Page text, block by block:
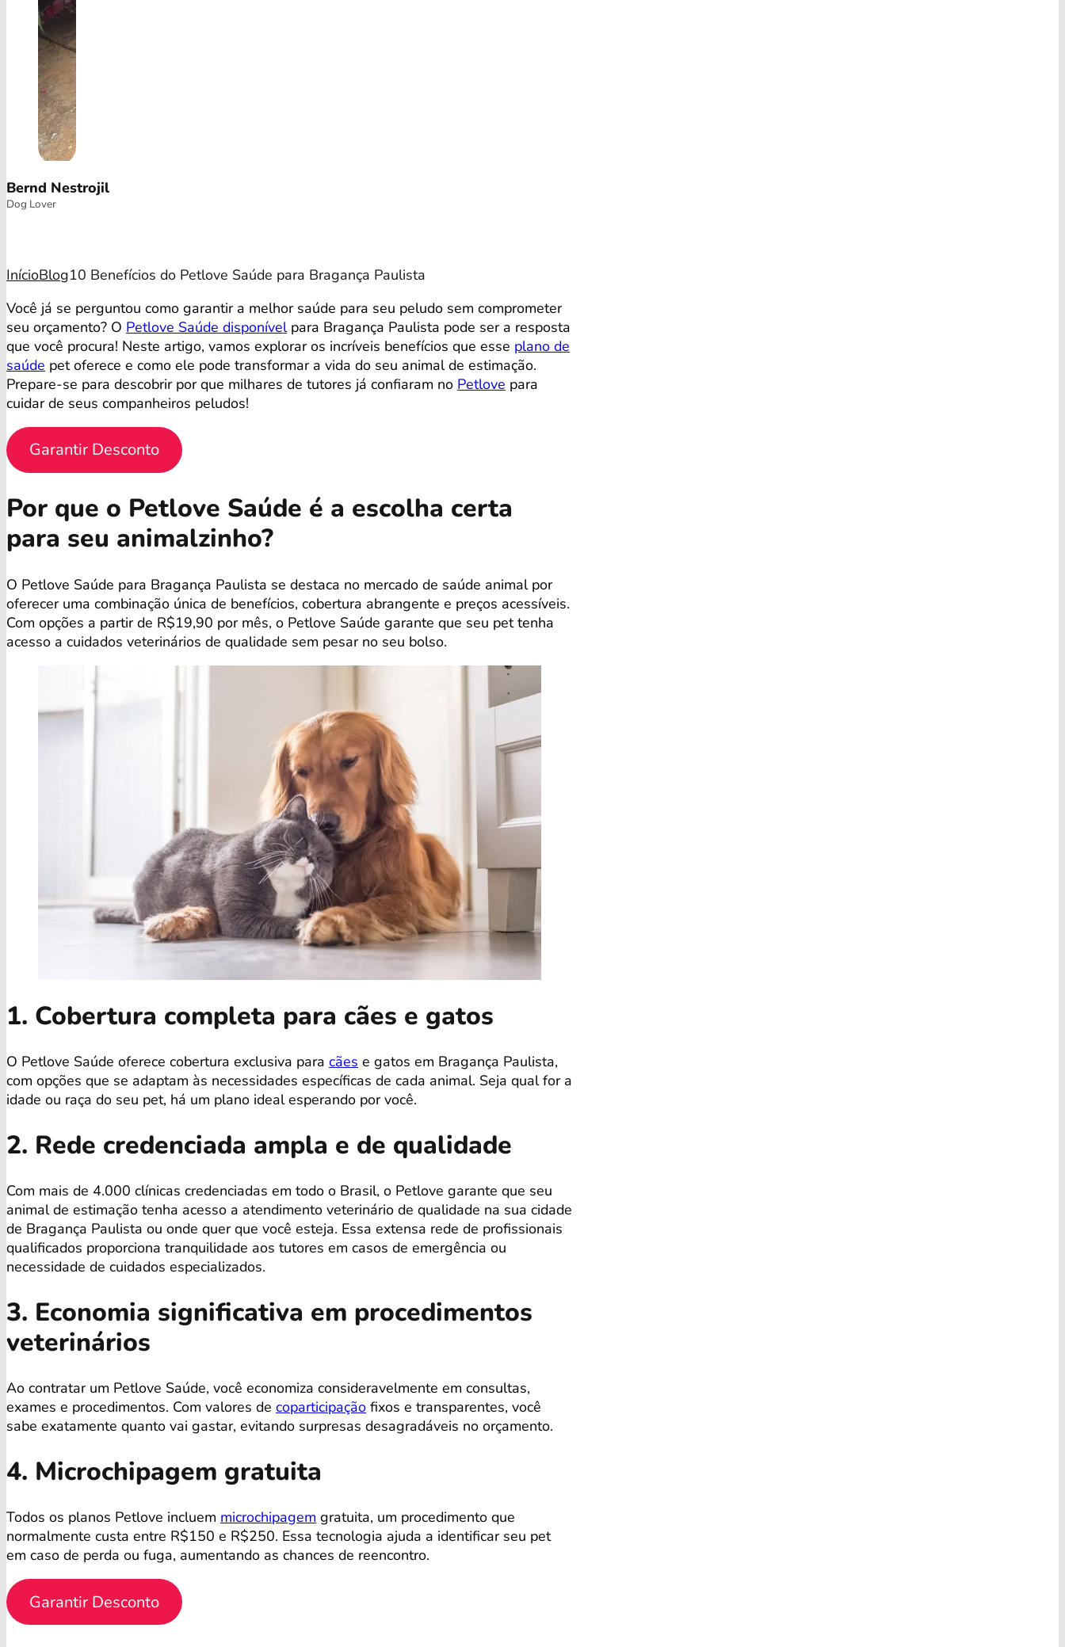
Bernd Nestrojil
Dog Lover
InícioBlog10 Benefícios do Petlove Saúde para Bragança Paulista
Você já se perguntou como garantir a melhor saúde para seu peludo sem comprometer
seu orçamento? O Petlove Saúde disponívelpara Bragança Paulista pode ser a resposta
que você procura! Neste artigo, vamos explorar os incríveis benefícios que esse plano de
saúde pet oferece e como ele pode transformar a vida do seu animal de estimação.
Prepare-se para descobrir por que milhares de tutores já confiaram no Petlove para
cuidar de seus companheiros peludos!
Garantir Desconto
Por que o Petlove Saúde é a escolha certa
para seu animalzinho?
O Petlove Saúde para Bragança Paulista se destaca no mercado de saúde animal por
oferecer uma combinação única de benefícios, cobertura abrangente e preços acessíveis.
Com opções a partir de R$19,90 por mês, o Petlove Saúde garante que seu pet tenha
acesso a cuidados veterinários de qualidade sem pesar no seu bolso.
1. Cobertura completa para cães e gatos
O Petlove Saúde oferece cobertura exclusiva para cães e gatos em Bragança Paulista,
com opções que se adaptam às necessidades específicas de cada animal. Seja qual for a
idade ou raça do seu pet, há um plano ideal esperando por você.
2. Rede credenciada ampla e de qualidade
Com mais de 4.000 clínicas credenciadas em todo o Brasil, o Petlove garante que seu
animal de estimação tenha acesso a atendimento veterinário de qualidade na sua cidade
de Bragança Paulista ou onde quer que você esteja. Essa extensa rede de profissionais
qualificados proporciona tranquilidade aos tutores em casos de emergência ou
necessidade de cuidados especializados.
3. Economia significativa em procedimentos
veterinários
Ao contratar um Petlove Saúde, você economiza consideravelmente em consultas,
exames e procedimentos. Com valores de coparticipação fixos e transparentes, você
sabe exatamente quanto vai gastar, evitando surpresas desagradáveis no orçamento.
4. Microchipagem gratuita
Todos os planos Petlove incluem microchipagem gratuita, um procedimento que
normalmente custa entre R$150 e R$250. Essa tecnologia ajuda a identificar seu pet
em caso de perda ou fuga, aumentando as chances de reencontro.
Garantir Desconto